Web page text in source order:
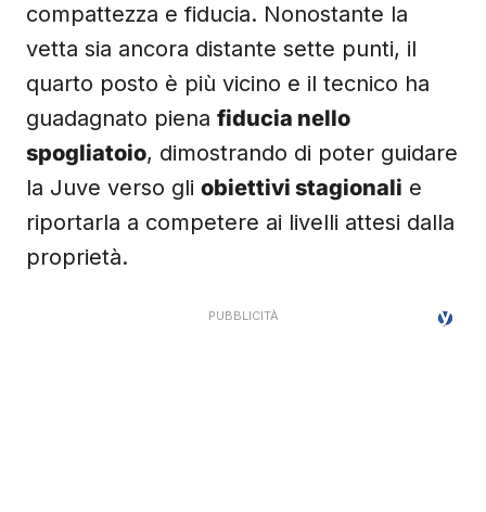
compattezza e fiducia. Nonostante la
vetta sia ancora distante sette punti, il
quarto posto è più vicino e il tecnico ha
guadagnato piena fiducia nello
spogliatoio, dimostrando di poter guidare
la Juve verso gli obiettivi stagionali e
riportarla a competere ai livelli attesi dalla
proprietà.